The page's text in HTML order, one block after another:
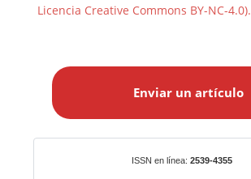
Licencia Creative Commons BY-NC-4.0).
a
Enviar un artículo
ISSN en línea: 2539-4355